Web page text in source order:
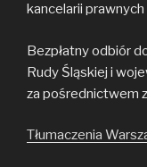
kancelarii
Bezpłatny odbiór
Rudy Śląskiej i
za pośrednictwem
Tłumaczenia